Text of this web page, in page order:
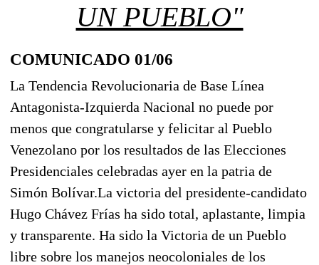
UN PUEBLO"
COMUNICADO 01/06
La Tendencia Revolucionaria de Base Línea
Antagonista-Izquierda Nacional no puede por
menos que congratularse y felicitar al Pueblo
Venezolano por los resultados de las Elecciones
Presidenciales celebradas ayer en la patria de
Simón Bolívar.La victoria del presidente-candidato
Hugo Chávez Frías ha sido total, aplastante, limpia
y transparente. Ha sido la Victoria de un Pueblo
libre sobre los manejos neocoloniales de los